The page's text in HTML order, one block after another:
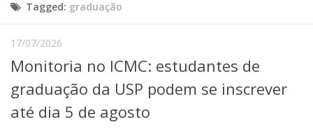
Escola, Institutos e Órgãos
Núcleos e Comissões
Telefones e Mapas
Pessoas
Ensino
Graduação
Tagged: graduação
17/07/2026
Monitoria no ICMC: estudantes de
graduação da USP podem se inscrever
até dia 5 de agosto